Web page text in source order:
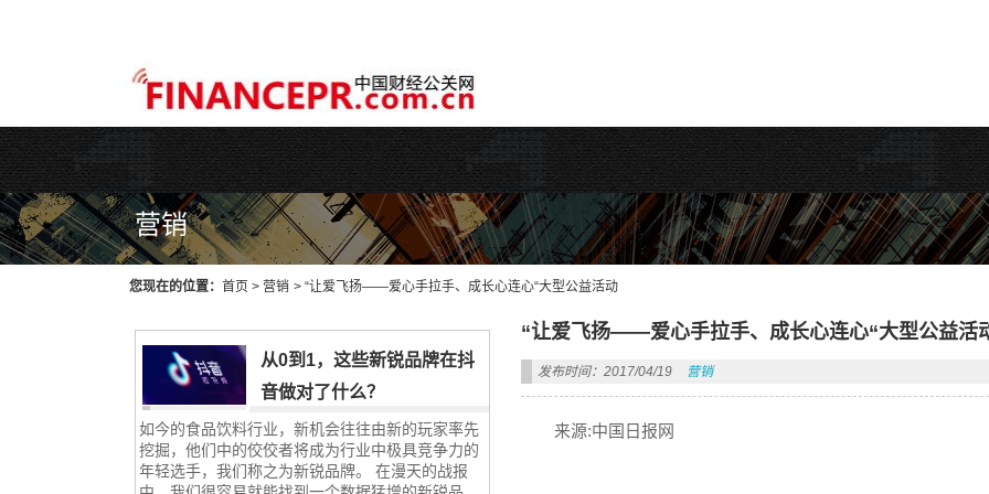
营销
您现在的位置： 首页 > 营销 > “让爱飞扬——爱心手拉手、成长心连心“大型公益活动
从0到1，这些新锐品牌在抖
音做对了什么？
如今的食品饮料行业，新机会往往由新的玩家率先
挖掘，他们中的佼佼者将成为行业中极具竞争力的
年轻选手，我们称之为新锐品牌。 在漫天的战报
“让爱飞扬——爱心手拉手、成长心连心“大型公益活
发布时间：2017/04/19 营销
来源:中国日报网